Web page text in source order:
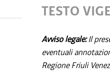
TESTO
Avviso legale:Il
eventuali
Regione Friuli